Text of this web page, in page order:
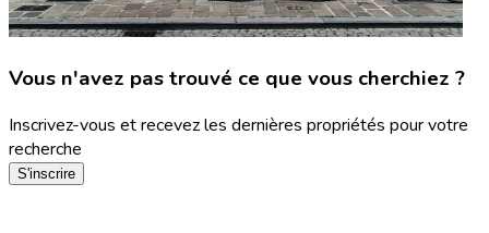
Vous n'avez pas trouvé ce que vous cherchiez ?
Inscrivez-vous et recevez les dernières propriétés pour votre
recherche
S'inscrire